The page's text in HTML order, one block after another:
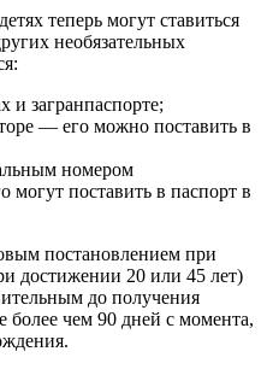
теперь могут ставиться
необязательных
и загранпаспорте;
— его можно поставить в
номером
могут поставить в паспорт в
постановлением при
достижении 20 или 45 лет)
до получения
более чем 90 дней с момента,